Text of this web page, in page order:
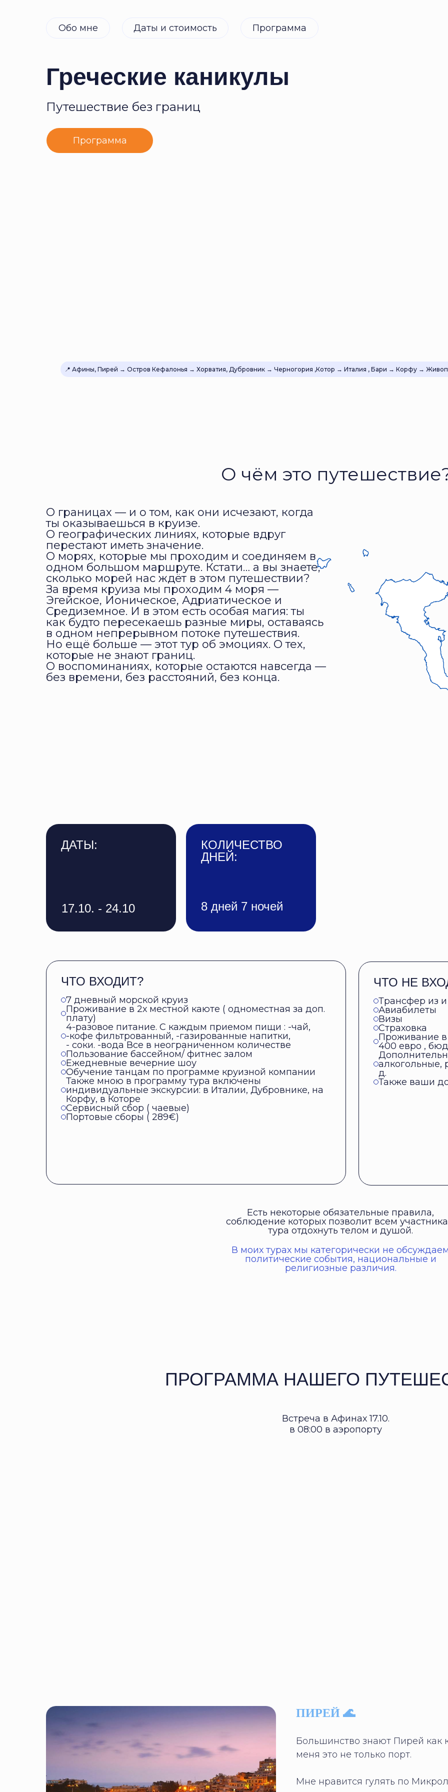
Программа
Даты и стоимость
Обо мне
📍 Афины, Пирей → Остров Кефалонья → Хорватия, Дубровник → Черногория ,Котор → Италия , Бари → Корфу →
Греческие каникулы
Путешествие без границ
Программа
О границах — и о том, как они исчезают, когда
ты оказываешься в круизе.
О географических линиях, которые вдруг
перестают иметь значение.
О морях, которые мы проходим и соединяем в
одном большом маршруте. Кстати… а вы знаете,
сколько морей нас ждёт в этом путешествии?
За время круиза мы проходим 4 моря —
Эгейское, Ионическое, Адриатическое и
Средиземное. И в этом есть особая магия: ты
как будто пересекаешь разные миры, оставаясь
в одном непрерывном потоке путешествия.
Но ещё больше — этот тур об эмоциях. О тех,
которые не знают границ.
О воспоминаниях, которые остаются навсегда —
без времени, без расстояний, без конца.
О чём это
Есть некоторые обязательные правила,
соблюдение которых позволит всем
тура отдохнуть телом и душой.
В моих турах мы категорически не
политические события, национальные и
религиозные различия.
ЧТО ВХОДИТ? ЧТО НЕ
КОЛИЧЕСТВО
ДНЕЙ:
8 дней 7 ночей
ДАТЫ:
17.10. - 24.10
7 дневный морской круиз
Проживание в 2х местной каюте ( одноместная за доп.
плату)
4-разовое питание. С каждым приемом пищи : -чай,
-кофе фильтрованный, -газированные напитки,
- соки. -вода Все в неограниченном количестве
Пользование бассейном/ фитнес залом
Ежедневные вечерние шоу
Обучение танцам по программе круизной компании
Также мною в программу тура включены
индивидуальные экскурсии: в Италии, Дубровнике, на
Корфу, в Которе
Сервисный сбор ( чаевые)
Портовые сборы ( 289€)
Трансфер из
Авиабилеты
Визы
Страховка
Проживание
400 евро ,
алкогольные,
д.
Также ваши
ПРОГРАММА НАШЕГО
Встреча в Афинах 17.10.
в 08:00 в аэропорту
ПИРЕЙ 🌊
Большинство знают Пирей как
меня это не только порт.
Мне нравится гулять по